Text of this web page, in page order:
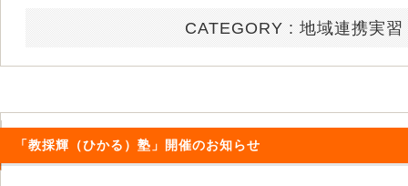
CATEGORY : 地域連携実習
「教採輝（ひかる）塾」開催のお知らせ